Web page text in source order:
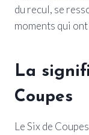
du recul, se
moments qui
La
Coupes
Le Six de